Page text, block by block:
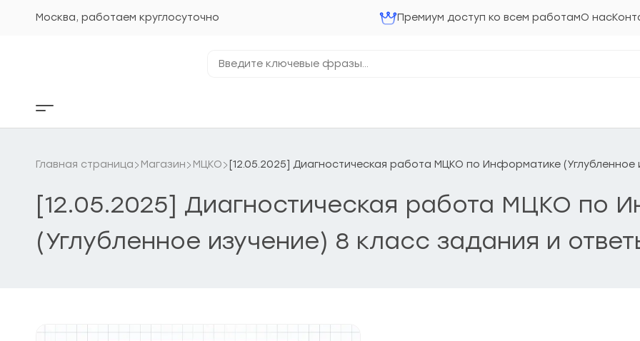
Москва, работаем круглосуточно Премиум доступ ко всем работамО нас
ключевые
Кнопка
бокового
Главная страница Магазин МЦКО [12.05.2025] Диагностическая работа МЦКО по Информатике (Углубленное
[12.05.2025] Диагностическая работа МЦКО по
(Углубленное изучение) 8 класс задания и